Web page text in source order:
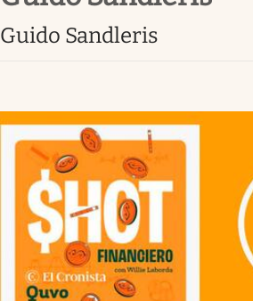
Apertura
Infotechnology
Clase
Clima
Mundial 2026
Eventos Corporativos
Guido Sandleris